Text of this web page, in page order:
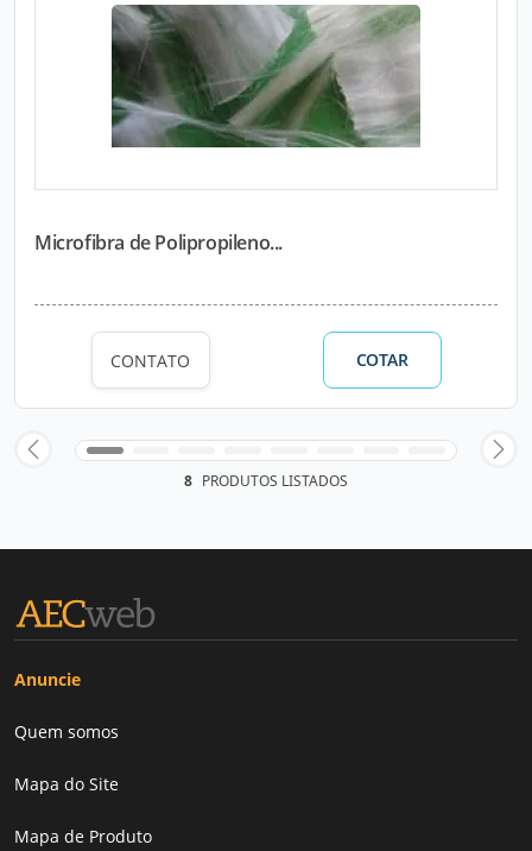
Microfibra de Polipropileno...
CONTATO COTAR
8 PRODUTOS LISTADOS
Anuncie
Quem somos
Mapa do Site
Mapa de Produto